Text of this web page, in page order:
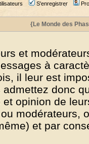
S'enregistrer
{Le Monde des
et
à
il leur est
admettez donc
opinion de
modérateurs,
et par